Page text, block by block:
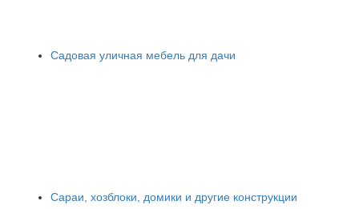
Садовая уличная мебель для дачи
Сараи, хозблоки, домики и другие конструкции